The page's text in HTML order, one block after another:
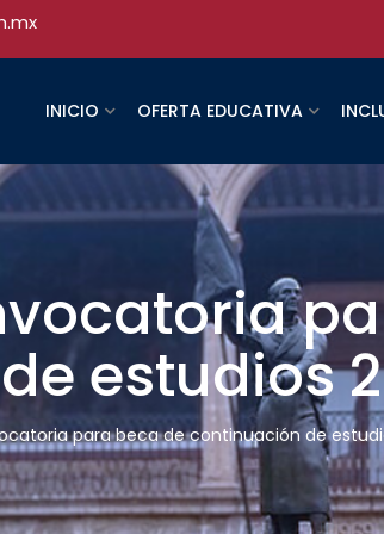
INICIO OFERTA EDUCATIVA
estudios
para beca de continuación de